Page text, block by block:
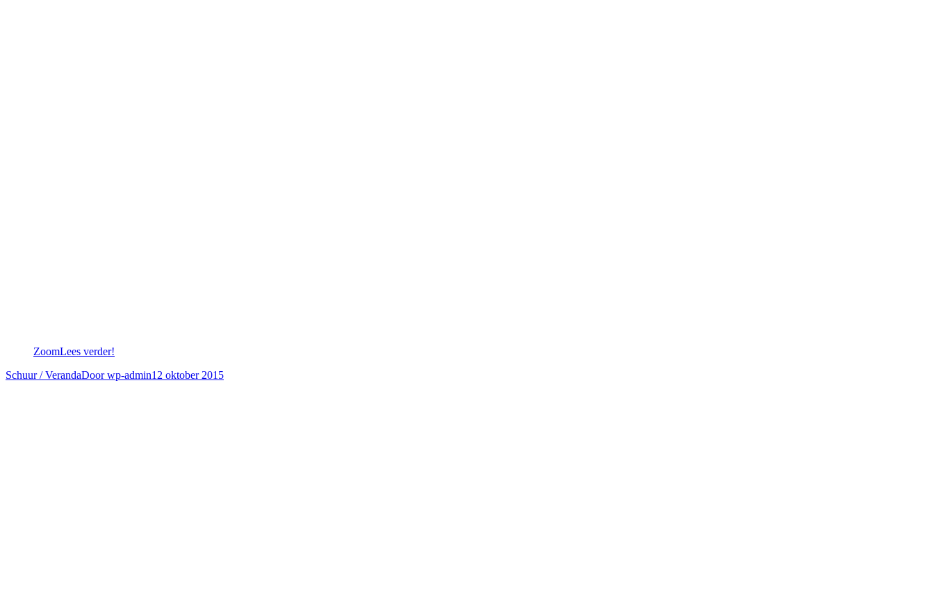
ZoomLees verder!
Schuur / VerandaDoorwp-admin12 oktober 2015